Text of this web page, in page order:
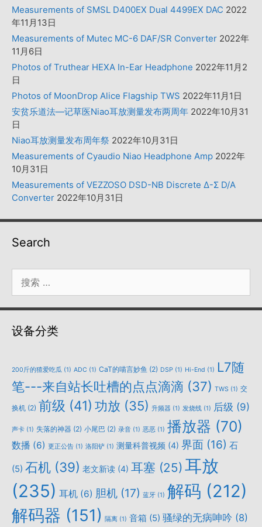
Measurements of SMSL D400EX Dual 4499EX DAC 2022
年11月13日
Measurements of Mutec MC-6 DAF/SR Converter 2022年
11月6日
Photos of Truthear HEXA In-Ear Headphone 2022年11月2
日
Photos of MoonDrop Alice Flagship TWS 2022年11月1日
安贫乐道法—记草医Niao耳放测量发布两周年 2022年10月31
日
Niao耳放测量发布周年祭 2022年10月31日
Measurements of Cyaudio Niao Headphone Amp 2022年
10月31日
Measurements of VEZZOSO DSD-NB Discrete Δ-Σ D/A
Converter 2022年10月31日
Search
索：
设备分类
200斤的猹爱吃瓜 (1) ADC (1) CaT的喵言妙鱼 (2) DSP (1) Hi-End (1) L7随
笔---来自站长吐槽的点点滴滴 (37) TWS (1) 交
换机 (2) 前级 (41) 功放 (35) 升频器 (1) 发烧线 (1) 后级 (9)
声卡 (1) 失落的神器 (2) 小尾巴 (2) 录音 (1) 恶恶 (1) 播放器 (70)
数播 (6) 更正公告 (1) 洛阳铲 (1) 测量科普视频 (4) 界面 (16) 石
(5) 石机 (39) 老文新读 (4) 耳塞 (25) 耳放
(235) 耳机 (6) 胆机 (17) 蓝牙 (1) 解码 (212)
解码器 (151) 隔离 (1) 音箱 (5) 骚绿的无病呻吟 (8)